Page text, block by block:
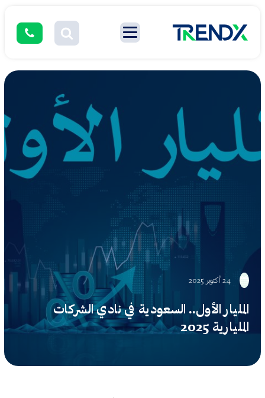
24 أكتوبر 2025
المليار الأول.. السعودية في نادي الشركات
المليارية 2025